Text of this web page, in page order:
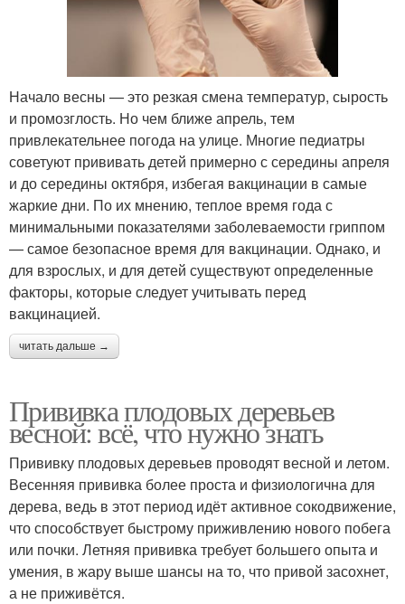
Начало весны — это резкая смена температур, сырость
и промозглость. Но чем ближе апрель, тем
привлекательнее погода на улице. Многие педиатры
советуют прививать детей примерно с середины апреля
и до середины октября, избегая вакцинации в самые
жаркие дни. По их мнению, теплое время года с
минимальными показателями заболеваемости гриппом
— самое безопасное время для вакцинации. Однако, и
для взрослых, и для детей существуют определенные
факторы, которые следует учитывать перед
вакцинацией.
читать дальше →
Прививка плодовых деревьев
весной: всё, что нужно знать
Прививку плодовых деревьев проводят весной и летом.
Весенняя прививка более проста и физиологична для
дерева, ведь в этот период идёт активное сокодвижение,
что способствует быстрому приживлению нового побега
или почки. Летняя прививка требует большего опыта и
умения, в жару выше шансы на то, что привой засохнет,
а не приживётся.